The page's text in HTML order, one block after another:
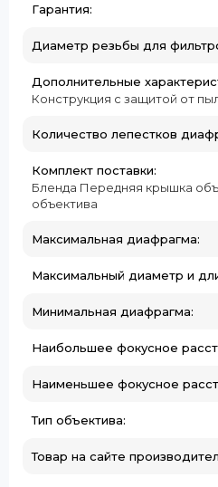
Гарантия:
Диаметр резьбы для
Дополнительные
Конструкция с защитой от
Количество лепестков
Комплект поставки:
Бленда Передняя крышка
объектива
Максимальная диафрагма:
Максимальный диаметр и
Минимальная диафрагма:
Наибольшее фокусное
Наименьшее фокусное
Тип объектива:
Товар на сайте